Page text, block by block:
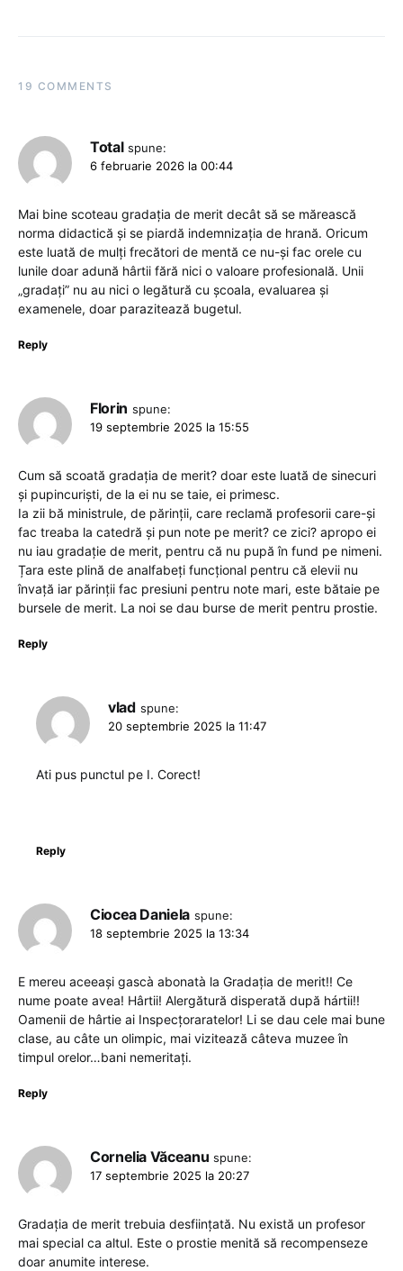
19 COMMENTS
Total spune:
6 februarie 2026 la 00:44
Mai bine scoteau gradația de merit decât să se mărească
norma didactică și se piardă indemnizația de hrană. Oricum
este luată de mulți frecători de mentă ce nu-și fac orele cu
lunile doar adună hârtii fără nici o valoare profesională. Unii
„gradați” nu au nici o legătură cu școala, evaluarea și
examenele, doar parazitează bugetul.
Reply
Florin spune:
19 septembrie 2025 la 15:55
Cum să scoată gradația de merit? doar este luată de sinecuri
și pupincuriști, de la ei nu se taie, ei primesc.
Ia zii bă ministrule, de părinții, care reclamă profesorii care-și
fac treaba la catedră și pun note pe merit? ce zici? apropo ei
nu iau gradație de merit, pentru că nu pupă în fund pe nimeni.
Țara este plină de analfabeți funcțional pentru că elevii nu
învață iar părinții fac presiuni pentru note mari, este bătaie pe
bursele de merit. La noi se dau burse de merit pentru prostie.
Reply
vlad spune:
20 septembrie 2025 la 11:47
Ati pus punctul pe I. Corect!
Reply
Ciocea Daniela spune:
18 septembrie 2025 la 13:34
E mereu aceeași gascà abonatà la Gradația de merit!! Ce
nume poate avea! Hârtii! Alergătură disperată după hártii!!
Oamenii de hârtie ai Inspecțoraratelor! Li se dau cele mai bune
clase, au câte un olimpic, mai vizitează câteva muzee în
timpul orelor…bani nemeritați.
Reply
Cornelia Văceanu spune:
17 septembrie 2025 la 20:27
Gradația de merit trebuia desființată. Nu există un profesor
mai special ca altul. Este o prostie menită să recompenseze
doar anumite interese.